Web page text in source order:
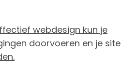
webdesign kun je
doorvoeren en je site